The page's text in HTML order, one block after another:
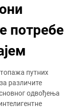
потребе
путних
различите
одвођења